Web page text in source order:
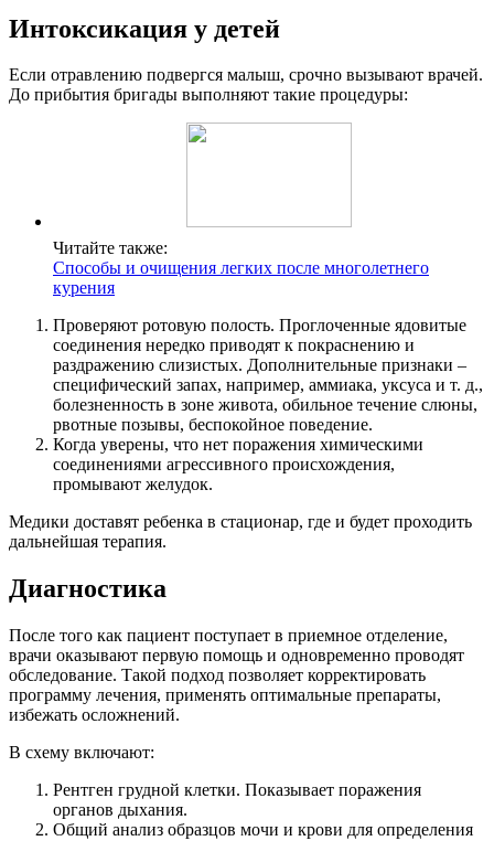
Интоксикация у детей
Если отравлению подвергся малыш, срочно вызывают врачей.
До прибытия бригады выполняют такие процедуры:
Читайте также:
Способы и очищения легких после многолетнего
курения
Проверяют ротовую полость. Проглоченные ядовитые
соединения нередко приводят к покраснению и
раздражению слизистых. Дополнительные признаки –
специфический запах, например, аммиака, уксуса и т. д.,
болезненность в зоне живота, обильное течение слюны,
рвотные позывы, беспокойное поведение.
Когда уверены, что нет поражения химическими
соединениями агрессивного происхождения,
промывают желудок.
Медики доставят ребенка в стационар, где и будет проходить
дальнейшая терапия.
Диагностика
После того как пациент поступает в приемное отделение,
врачи оказывают первую помощь и одновременно проводят
обследование. Такой подход позволяет корректировать
программу лечения, применять оптимальные препараты,
избежать осложнений.
В схему включают:
Рентген грудной клетки. Показывает поражения
органов дыхания.
Общий анализ образцов мочи и крови для определения